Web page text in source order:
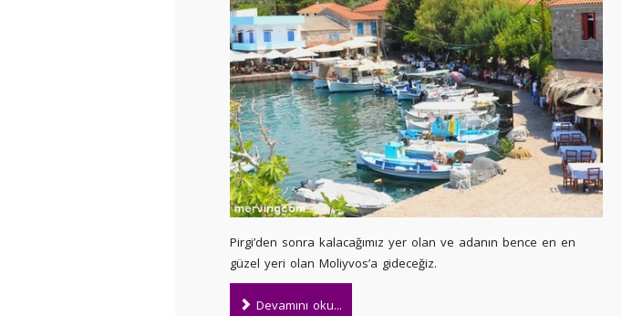
Pirgi’den sonra kalacağımız yer olan ve adanın bence en en
güzel yeri olan Moliyvos’a gideceğiz.
Devamını oku...